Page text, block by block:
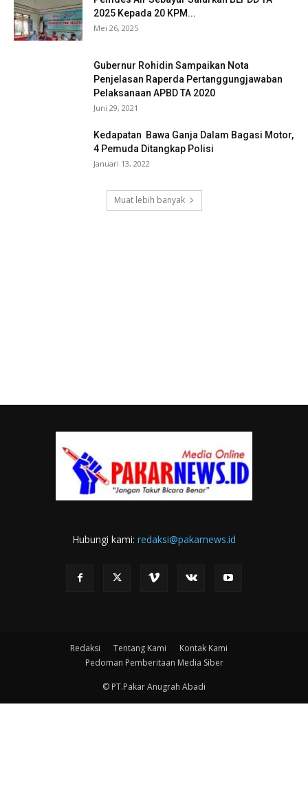
2025 Kepada 20 KPM...
Mei 26, 2025
Gubernur Rohidin Sampaikan Nota
Penjelasan Raperda Pertanggungjawaban
Pelaksanaan APBD TA 2020
Juni 29, 2021
Kedapatan Bawa Ganja Dalam Bagasi Motor,
4 Pemuda Ditangkap Polisi
Januari 13, 2022
Muat lebih banyak
Hubungi kami: redaksi@pakarnews.id
Redaksi Tentang Kami
Kontak Kami
Pedoman Pemberitaan Media Siber
© PT.Pakar Anugrah Abadi